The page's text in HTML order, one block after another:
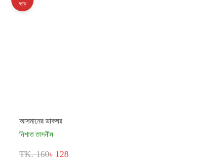
ছাড়
আসমানের ডাকঘর
নিশাত তাসনীম
TK. 160৳ 128